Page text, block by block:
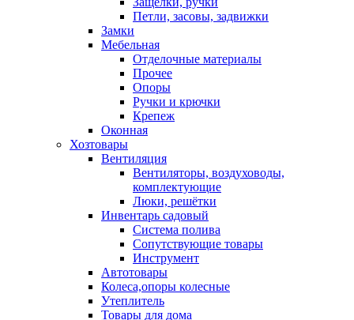
Петли, засовы, задвижки
Замки
Мебельная
Отделочные материалы
Прочее
Опоры
Ручки и крючки
Крепеж
Оконная
Хозтовары
Вентиляция
Вентиляторы, воздуховоды,
комплектующие
Люки, решётки
Инвентарь садовый
Система полива
Сопутствующие товары
Инструмент
Автотовары
Колеса,опоры колесные
Утеплитель
Товары для дома